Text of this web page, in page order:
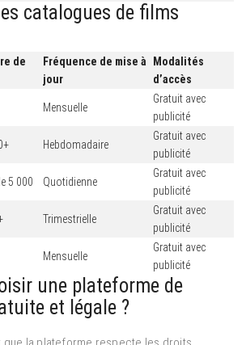
catalogues de films
de
Fréquence de mise à
jour
Modalités
d’accès
Mensuelle
Gratuit avec
publicité
Hebdomadaire
Gratuit avec
publicité
5 000 Quotidienne
Gratuit avec
publicité
Trimestrielle
Gratuit avec
publicité
Mensuelle
Gratuit avec
publicité
une plateforme de
et légale ?